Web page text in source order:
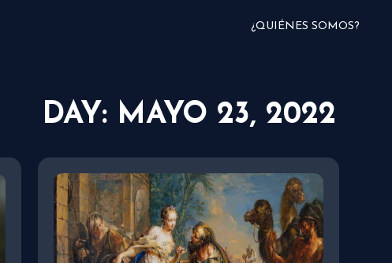
¿QUIÉNES SOMOS?
DAY: MAYO 23, 2022